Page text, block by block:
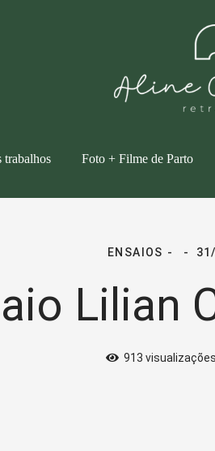
trabalhos Foto + Filme de Parto
ENSAIOS
Lilian
913 visualizações